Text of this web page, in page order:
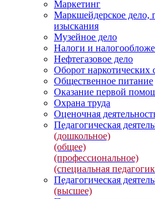
Маркетинг
Маркшейдерское дело,
изыскания
Музейное дело
Налоги и
Нефтегазовое дело
Оборот наркотических
Общественное питание
Оказание первой
Охрана труда
Оценочная
Педагогическая
(дошкольное)
(общее)
(профессиональное)
(специальная
Педагогическая
(высшее)